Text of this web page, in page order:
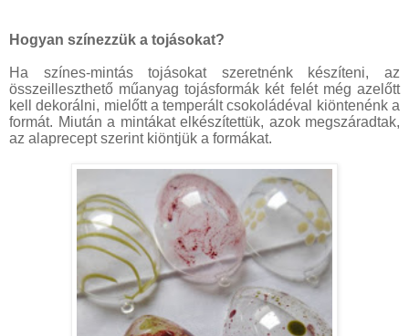
Hogyan színezzük a tojásokat?
Ha színes-mintás tojásokat szeretnénk készíteni, az
összeilleszthető műanyag tojásformák két felét még azelőtt
kell dekorálni, mielőtt a temperált csokoládéval kiöntenénk a
formát. Miután a mintákat elkészítettük, azok megszáradtak,
az alaprecept szerint kiöntjük a formákat.